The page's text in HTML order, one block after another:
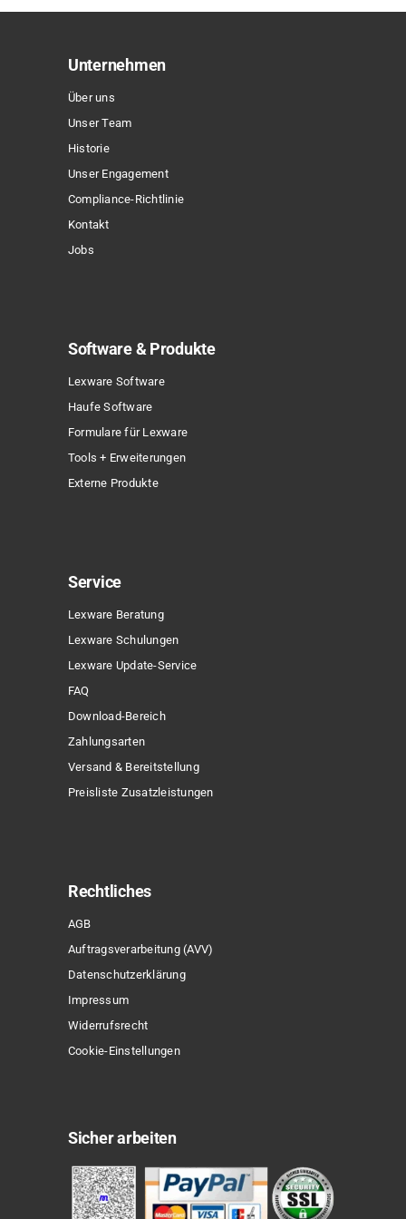
Sonderpreis
Sonderpreis
auf.
Optionen
gewählt
Unternehmen
Über uns
Unser Team
Historie
Unser Engagement
Compliance-Richtlinie
Kontakt
Jobs
Software & Produkte
Lexware Software
Haufe Software
Formulare für Lexware
Tools + Erweiterungen
Externe Produkte
Service
Lexware Beratung
Lexware Schulungen
Lexware Update-Service
FAQ
Download-Bereich
Zahlungsarten
Versand & Bereitstellung
Preisliste Zusatzleistungen
Rechtliches
AGB
Auftragsverarbeitung (AVV)
Datenschutzerklärung
Impressum
Widerrufsrecht
Cookie-Einstellungen
Sicher arbeiten